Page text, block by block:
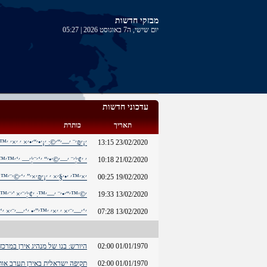
מבזקי חדשות
יום שישי, ה7 באוגוסט 2026 | 05:27
עדכוני חדשות
תאריך כותרת
23/02/2020 13:15 ׳¡׳₪׳¨ ׳—׳“׳©: ׳¡׳•׳“׳•׳× ׳ ׳×׳
21/02/2020 10:18 ׳ ׳¢׳¦׳¨ ׳—׳©׳•׳“ ׳‘׳¨׳¦׳—
19/02/2020 00:25 ׳×׳™׳ ׳•׳§׳× ׳ ׳¡׳₪׳×׳”
13/02/2020 19:33 ׳©׳™׳“׳•׳¨ ׳—׳™: ׳¢׳¦׳¨׳×
13/02/2020 07:28 ׳‘׳—׳¨׳× ׳ ׳×׳ ׳™׳”׳• ׳‘׳—׳¨׳×
01/01/1970 02:00 היורש: בנו של מנהיג אירן
01/01/1970 02:00 תקיפה ישראלית באירן תערב